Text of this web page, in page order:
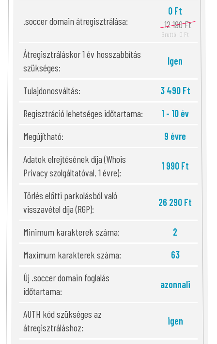
.soccer domain átregisztrálása:
0 Ft
12 190 Ft
Bruttó: 0 Ft
Átregisztráláskor 1 év hosszabbítás
szükséges:
Igen
Tulajdonosváltás:
3 490 Ft
Regisztráció lehetséges időtartama:
1 - 10 év
Megújítható:
9 évre
Adatok elrejtésének díja (Whois
Privacy szolgáltatóval, 1 évre):
1 990 Ft
Törlés előtti parkolásból való
visszavétel díja (RGP):
26 290 Ft
Minimum karakterek száma:
2
Maximum karakterek száma:
63
Új .soccer domain foglalás
időtartama:
azonnali
AUTH kód szükséges az
átregisztráláshoz:
igen